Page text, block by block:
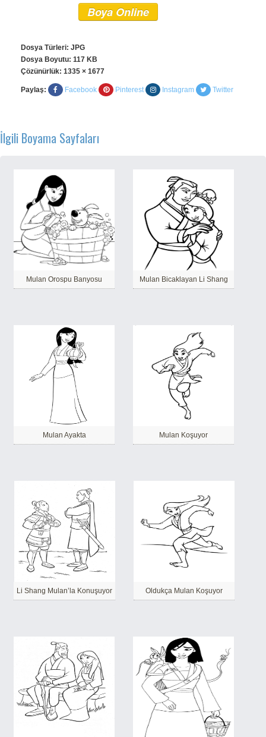
Boya Online
Dosya Türleri: JPG
Dosya Boyutu: 117 KB
Çözünürlük: 1335 × 1677
Paylaş: Facebook Pinterest Instagram Twitter
İlgili Boyama Sayfaları
Mulan Orospu Banyosu Mulan Bicaklayan Li Shang
Mulan Ayakta Mulan Koşuyor
Li Shang Mulan’la Konuşuyor Oldukça Mulan Koşuyor